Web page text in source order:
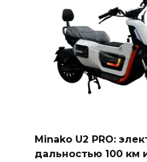
Minako U2 PRO:
дальностью 100 км